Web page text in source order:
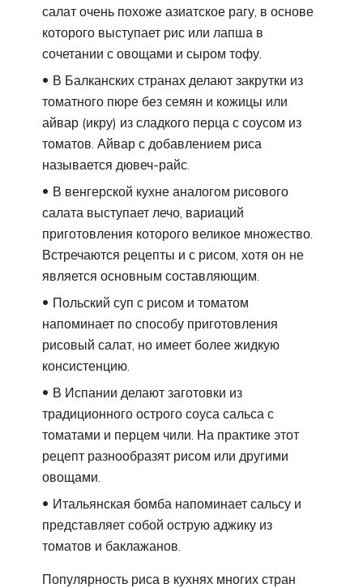
салат очень похоже азиатское рагу, в основе
которого выступает рис или лапша в
сочетании с овощами и сыром тофу.
В Балканских странах делают закрутки из
томатного пюре без семян и кожицы или
айвар (икру) из сладкого перца с соусом из
томатов. Айвар с добавлением риса
называется дювеч-райс.
В венгерской кухне аналогом рисового
салата выступает лечо, вариаций
приготовления которого великое множество.
Встречаются рецепты и с рисом, хотя он не
является основным составляющим.
Польский суп с рисом и томатом
напоминает по способу приготовления
рисовый салат, но имеет более жидкую
консистенцию.
В Испании делают заготовки из
традиционного острого соуса сальса с
томатами и перцем чили. На практике этот
рецепт разнообразят рисом или другими
овощами.
Итальянская бомба напоминает сальсу и
представляет собой острую аджику из
томатов и баклажанов.
Популярность риса в кухнях многих стран